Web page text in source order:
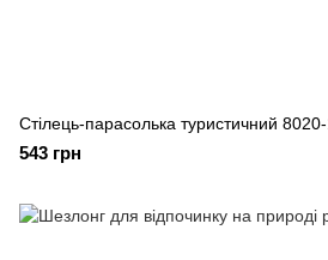
Стілець-парасолька туристичний
543 грн